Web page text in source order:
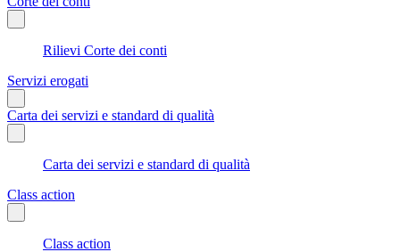
Rilievi Corte dei conti
Servizi erogati
Carta dei servizi e standard di qualità
Carta dei servizi e standard di qualità
Class action
Class action